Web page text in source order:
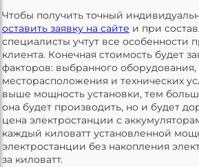
Чтобы получить точный
оставить заявку на сайте и при
специалисты учтут все особенности
клиента. Конечная стоимость будет
факторов: выбранного
месторасположения и технических
выше мощность установки, тем
она будет производить, но и будет
цена электростанции с
каждый киловатт установленной
электростанции без накопления
за киловатт.